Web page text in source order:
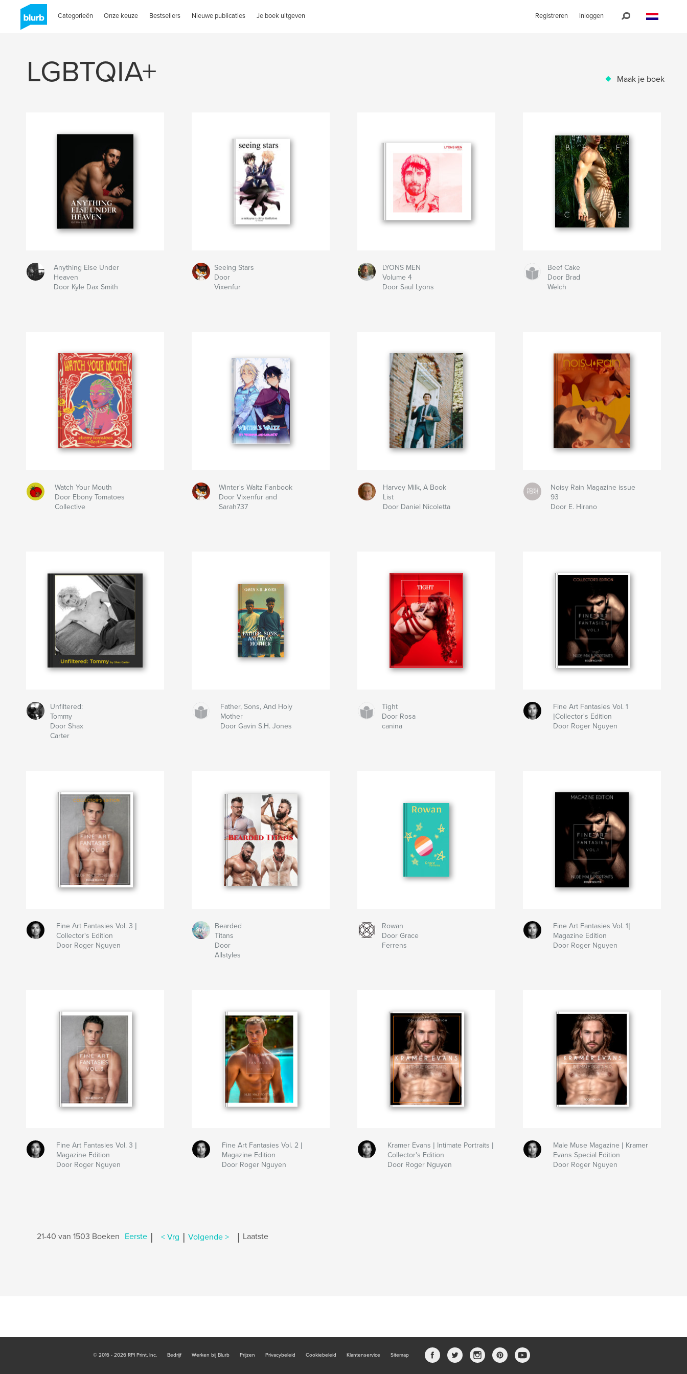
Categorieën Onze keuze Bestsellers Nieuwe publicaties Je boek uitgeven Registreren Inloggen
LGBTQIA+ Maak je boek
Anything Else Under
Heaven
Door Kyle Dax Smith
Seeing Stars
Door
Vixenfur
LYONS MEN
Volume 4
Door Saul Lyons
Beef Cake
Door Brad
Welch
Watch Your Mouth
Door Ebony Tomatoes
Collective
Winter's Waltz Fanbook
Door Vixenfur and
Sarah737
Harvey Milk, A Book
List
Door Daniel Nicoletta
Noisy Rain Magazine issue
93
Door E. Hirano
Unfiltered:
Tommy
Door Shax
Carter
Father, Sons, And Holy
Mother
Door Gavin S.H. Jones
Tight
Door Rosa
canina
Fine Art Fantasies Vol. 1
|Collector's Edition
Door Roger Nguyen
Fine Art Fantasies Vol. 3 |
Collector's Edition
Door Roger Nguyen
Bearded
Titans
Door
Allstyles
Rowan
Door Grace
Ferrens
Fine Art Fantasies Vol. 1|
Magazine Edition
Door Roger Nguyen
Fine Art Fantasies Vol. 3 |
Magazine Edition
Door Roger Nguyen
Fine Art Fantasies Vol. 2 |
Magazine Edition
Door Roger Nguyen
Kramer Evans | Intimate Portraits |
Collector's Edition
Door Roger Nguyen
Male Muse Magazine | Kramer
Evans Special Edition
Door Roger Nguyen
21-40 van 1503 Boeken Eerste < Vrg Volgende > Laatste
© 2016 - 2026 RPI Print, Inc. Bedrijf Werken bij Blurb Prijzen Privacybeleid Cookiebeleid Klantenservice Sitemap